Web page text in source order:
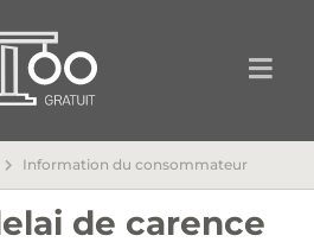
Information du consommateur
de carence